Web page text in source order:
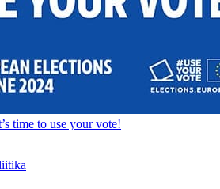
time to use your vote!